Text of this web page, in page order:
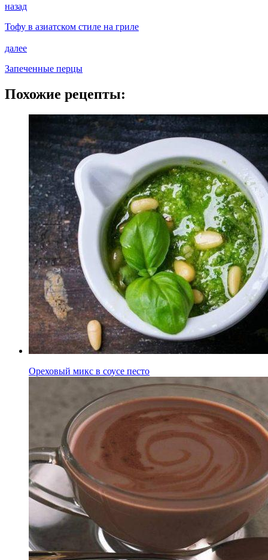
назад
Тофу в азиатском стиле на гриле
далее
Запеченные перцы
Похожие рецепты:
Ореховый микс в соусе песто